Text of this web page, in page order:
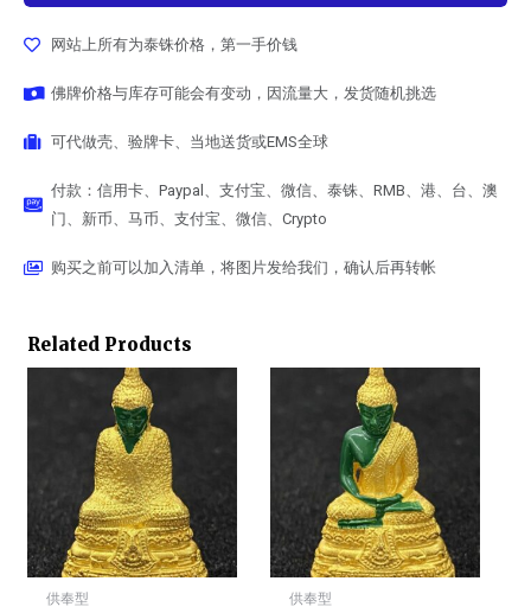
网站上所有为泰铢价格，第一手价钱
佛牌价格与库存可能会有变动，因流量大，发货随机挑选
可代做壳、验牌卡、当地送货或EMS全球
付款：信用卡、Paypal、支付宝、微信、泰铢、RMB、港、台、澳
门、新币、马币、支付宝、微信、Crypto
购买之前可以加入清单，将图片发给我们，确认后再转帐
Related Products
供奉型 供奉型